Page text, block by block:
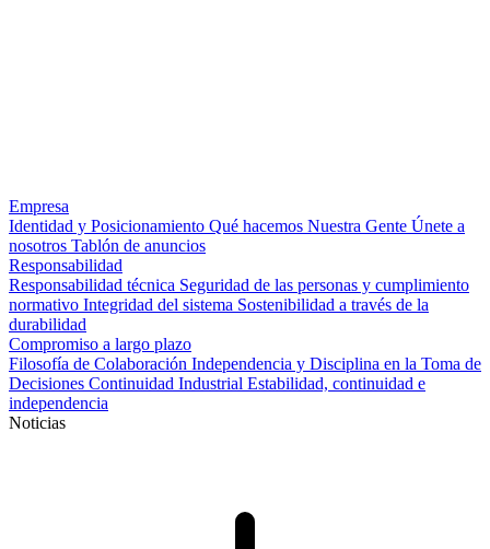
Empresa
Identidad y Posicionamiento Qué hacemos Nuestra Gente Únete a
nosotros Tablón de anuncios
Responsabilidad
Responsabilidad técnica Seguridad de las personas y cumplimiento
normativo Integridad del sistema Sostenibilidad a través de la
durabilidad
Compromiso a largo plazo
Filosofía de Colaboración Independencia y Disciplina en la Toma de
Decisiones Continuidad Industrial Estabilidad, continuidad e
independencia
Noticias